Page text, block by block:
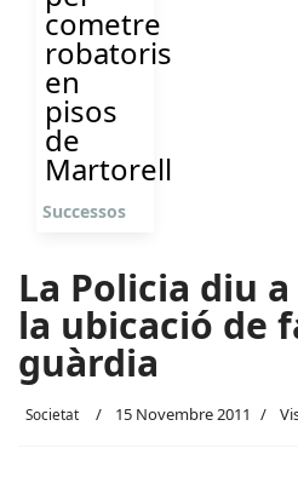
cometre
robatoris
en
pisos
de
Martorell
Successos
La Policia diu
la ubicació de
guàrdia
Societat 15 Novembre 2011